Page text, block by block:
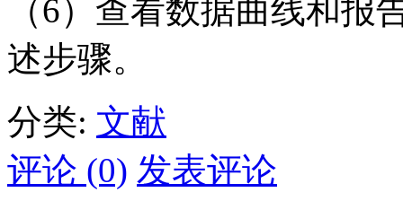
（6）查看数据曲线和
述步骤。
分类: 文献
评论 (0) 发表评论